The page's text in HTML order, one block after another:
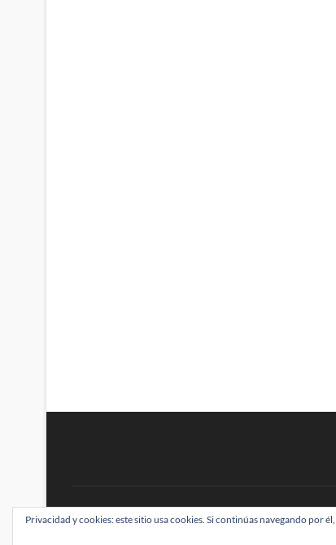
BRAINSTOMPING| Diseñado por:Theme Freesia|
Privacidad y cookies: este sitio usa cookies. Si continúas navegando por